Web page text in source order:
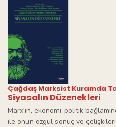
Çağdaş Marksist Kuramda
Siyasalın Düzenekleri
Marx'ın, ekonomi-politik
ile onun özgül sonuç ve